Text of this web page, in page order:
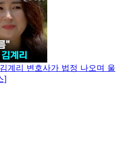
계리 변호사가 법정 나오며 울
]